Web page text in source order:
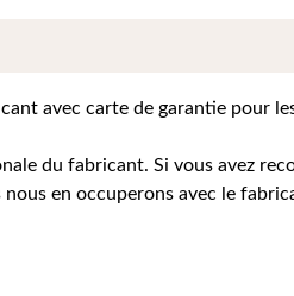
avec carte de garantie pour
du fabricant. Si vous avez
en occuperons avec le